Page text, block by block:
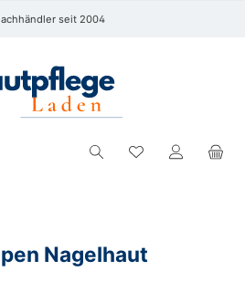
seit 2004
Du hast 0
Nagelhaut